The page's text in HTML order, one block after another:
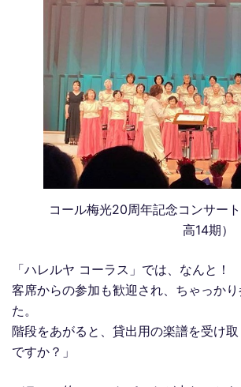
コール梅光20周年記念コンサー
高14期）
「ハレルヤ コーラス」では、なんと！
客席からの参加も歓迎され、ちゃっか
た。
階段をあがると、貸出用の楽譜を受け
ですか？」